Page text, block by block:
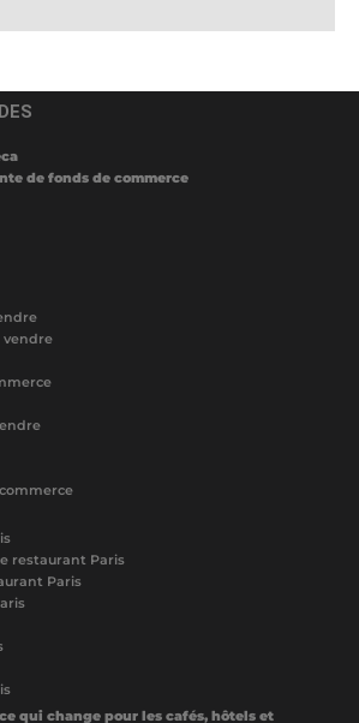
de fonds de commerce
vendre
restaurant Paris
Paris
qui change pour les cafés, hôtels et